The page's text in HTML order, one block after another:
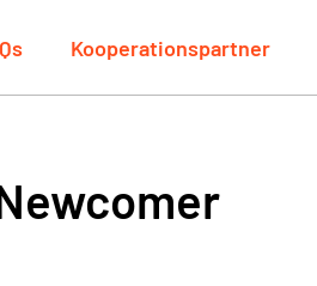
Kooperationspartner